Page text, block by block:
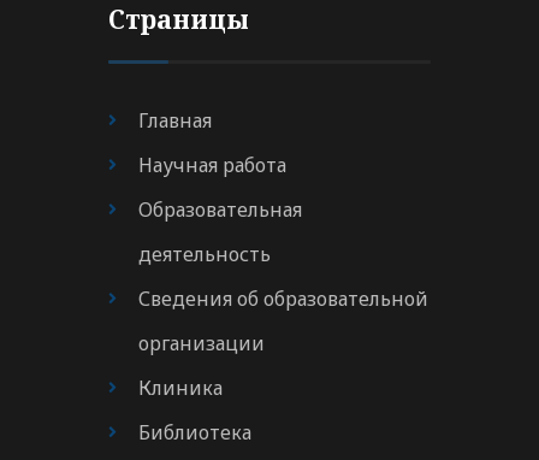
Страницы
Главная
Научная работа
Образовательная
деятельность
Сведения об образовательной
организации
Клиника
Библиотека